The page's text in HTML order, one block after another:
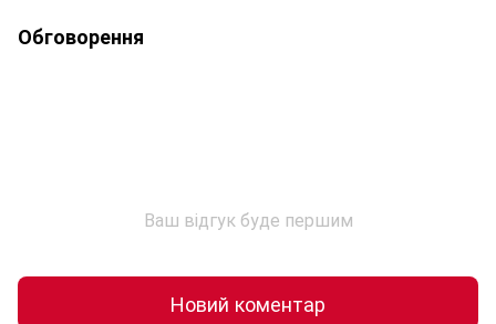
Обговорення
Ваш відгук буде першим
Новий коментар